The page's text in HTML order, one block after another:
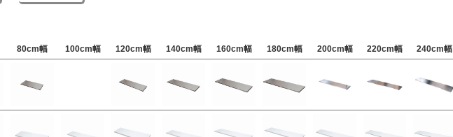
80cm幅 100cm幅 120cm幅 140cm幅 160cm幅 180cm幅 200cm幅 220cm幅 240cm幅